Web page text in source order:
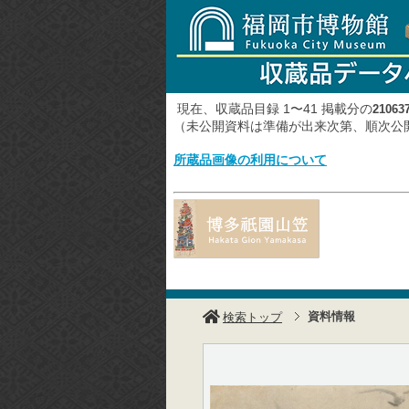
現在、収蔵品目録 1〜41 掲載分の
（未公開資料は準備が出来次第、順次
所蔵品画像の利用について
検索トップ 資料情報